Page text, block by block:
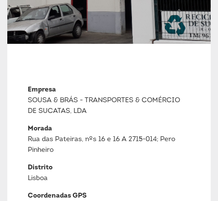
Empresa
SOUSA & BRÁS - TRANSPORTES & COMÉRCIO
DE SUCATAS, LDA
Morada
Rua das Pateiras, nºs 16 e 16 A 2715-014; Pero
Pinheiro
Distrito
Lisboa
Coordenadas GPS